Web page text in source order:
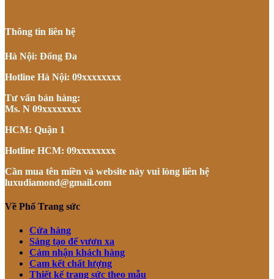
Thông tin liên hệ
Hà Nội: Đống Đa
Hotline Hà Nội: 09xxxxxxxx
Tư vấn bán hàng:
Ms. N 09xxxxxxxx
HCM: Quận 1
Hotline HCM: 09xxxxxxxx
Cần mua tên miền và website này vui lòng liên hệ
luxudiamond@gmail.com
Về Phố Trang sức
Cửa hàng
Sáng tạo để vươn xa
Cảm nhận khách hàng
Cam kết chất lượng
Thiết kế trang sức theo mẫu